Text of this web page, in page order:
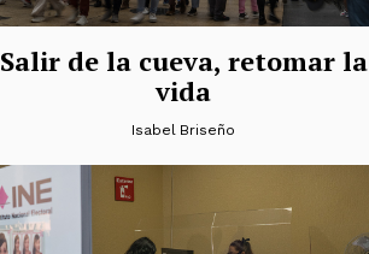
Salir de la cueva, retomar la
vida
Isabel Briseño